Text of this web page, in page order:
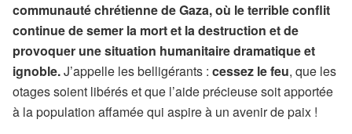
communauté chrétienne de Gaza, où le terrible conflit
continue de semer la mort et la destruction et de
provoquer une situation humanitaire dramatique et
ignoble.J’appelle les belligérants : cessez le feu, que les
otages soient libérés et que l’aide précieuse soit apportée
à la population affamée qui aspire à un avenir de paix !